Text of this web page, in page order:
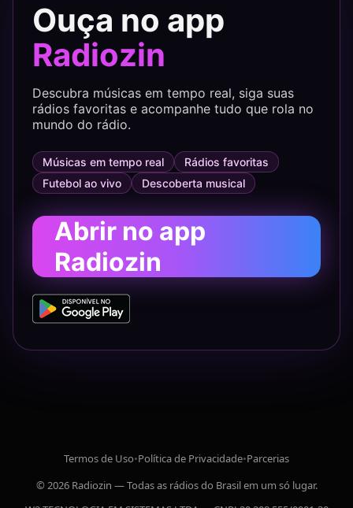
Ouça no app
Radiozin
Descubra músicas em tempo real, siga suas
rádios favoritas e acompanhe tudo que rola no
mundo do rádio.
Músicas em tempo real
Rádios favoritas
Futebol ao vivo
Descoberta musical
Abrir no app
Radiozin
Termos de Uso•Política de Privacidade•Parcerias
© 2026 Radiozin — Todas as rádios do Brasil em um só lugar.